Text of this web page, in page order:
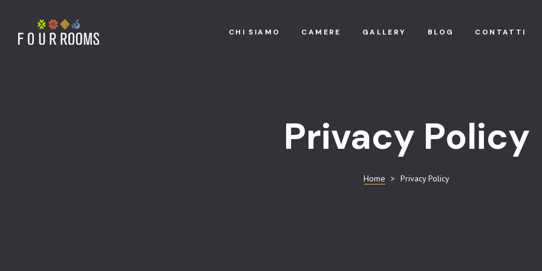
CHI SIAMO CAMERE GALLERY BLOG CONTATTI
Privacy Policy
Home > Privacy Policy